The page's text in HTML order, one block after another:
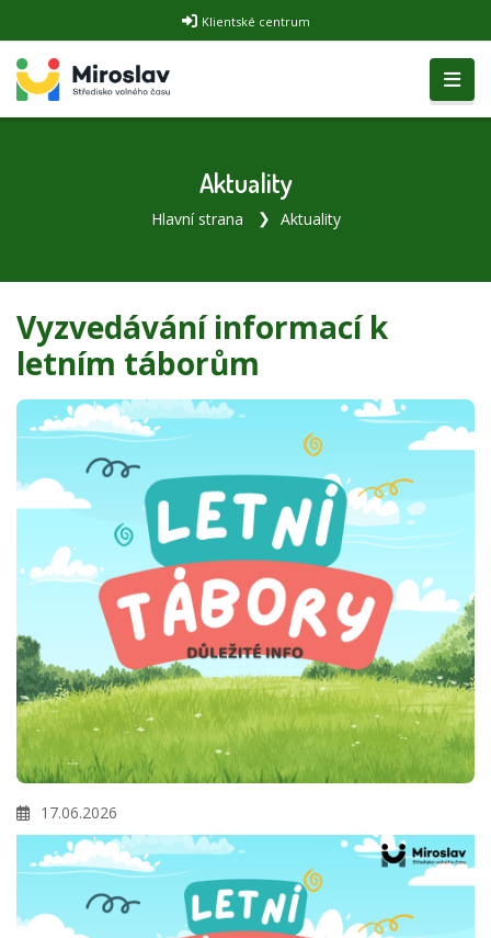
Klientské centrum
Aktuality
Hlavní strana Aktuality
Vyzvedávání informací k
letním táborům
17.06.2026